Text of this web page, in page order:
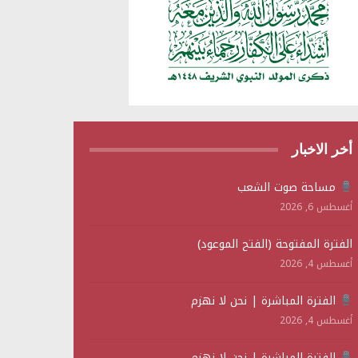
أخر الاخبار
مساحة صوت الشعب
أغسطس 6, 2026
الفترة المفتوحة (الفتح الموعود)
أغسطس 4, 2026
الفترة المباشرة | نحن لا نهزم
أغسطس 4, 2026